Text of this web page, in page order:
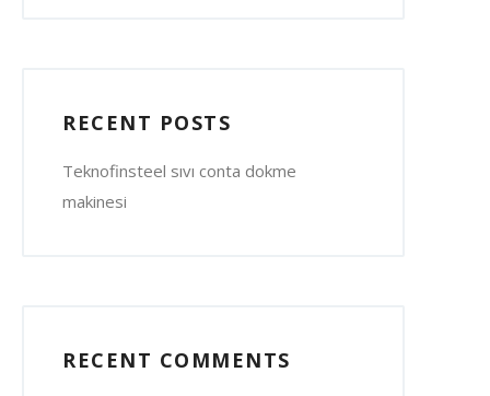
RECENT POSTS
Teknofinsteel sıvı conta dokme
makinesi
RECENT COMMENTS